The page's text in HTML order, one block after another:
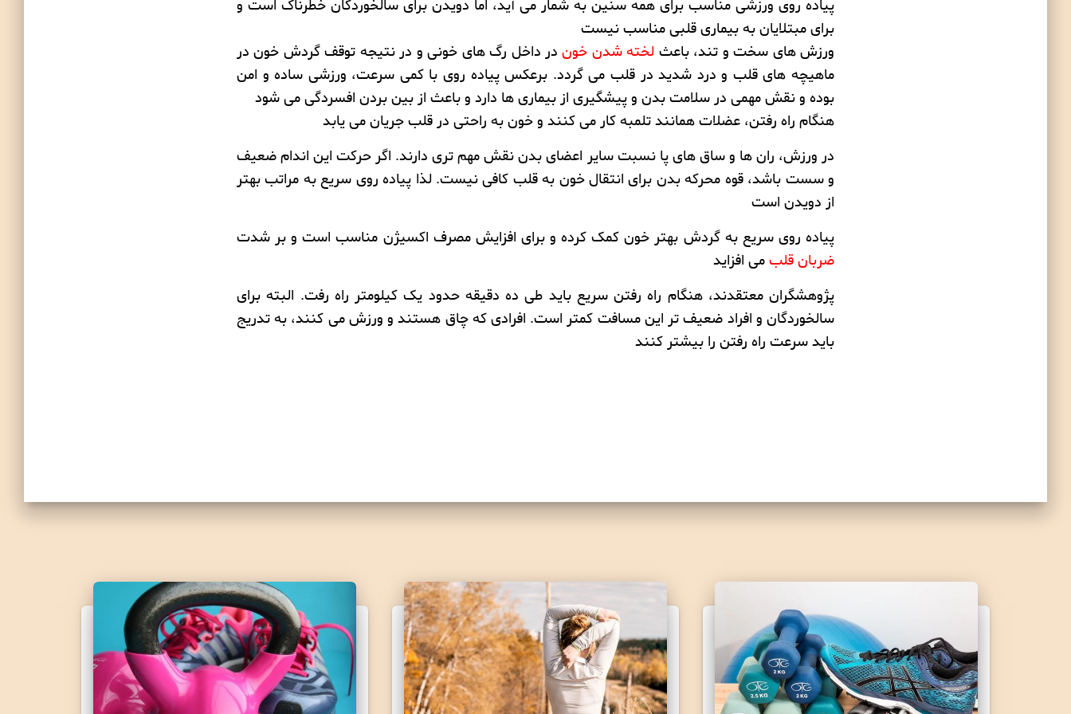
پیاده روی ورزشی مناسب برای همه سنین به شمار می آید، اما دویدن برای سالخوردگان خطرناک است و
برای مبتلایان به بیماری قلبی مناسب نیست
ورزش های سخت و تند، باعث لخته شدن خوندر داخل رگ های خونی و در نتیجه توقف گردش خون در
ماهیچه های قلب و درد شدید در قلب می گردد. برعکس پیاده روی با کمی سرعت، ورزشی ساده و امن
بوده و نقش مهمی در سلامت بدن و پیشگیری از بیماری ها دارد و باعث از بین بردن افسردگیمی شود
هنگام راه رفتن، عضلات همانند تلمبه کار می کنند و خون به راحتی در قلب جریان می یابد
در ورزش، ران ها و ساق های پا نسبت سایر اعضای بدن نقش مهم تری دارند. اگر حرکت این اندام ضعیف
و سست باشد، قوه محرکه بدن برای انتقال خون به قلب کافی نیست. لذا پیاده روی سریع به مراتب بهتر
از دویدن است
پیاده روی سریع به گردش بهتر خون کمک کرده و برای افزایش مصرف اکسیژن مناسب است و بر شدت
ضربان قلبمی افزاید
پژوهشگران معتقدند، هنگام راه رفتن سریع باید طی ده دقیقه حدود یک کیلومتر راه رفت. البته برای
سالخوردگان و افراد ضعیف تر این مسافت کمتر است. افرادی که چاق هستند و ورزش می کنند، به تدریج
باید سرعت راه رفتن را بیشتر کنند